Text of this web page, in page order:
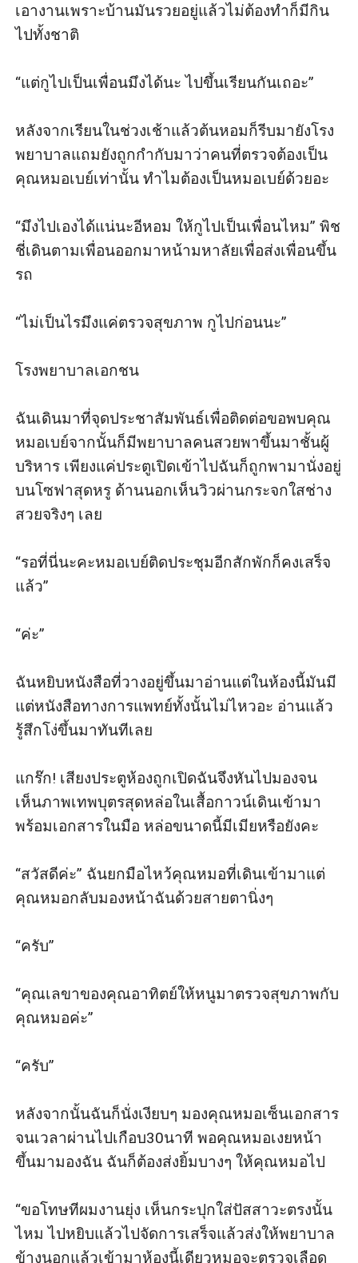
เอางานเพราะบ้านมันรวยอยู่แล้วไม่ต้องทำก็มีกิน
ไปทั้งชาติ
“แต่กูไปเป็นเพื่อนมึงได้นะ ไปขึ้นเรียนกันเถอะ”
หลังจากเรียนในช่วงเช้าแล้วต้นหอมก็รีบมายังโรง
พยาบาลแถมยังถูกกำกับมาว่าคนที่ตรวจต้องเป็น
คุณหมอเบย์เท่านั้น ทำไมต้องเป็นหมอเบย์ด้วยอะ
“มึงไปเองได้แน่นะอีหอม ให้กูไปเป็นเพื่อนไหม” พิช
ชี่เดินตามเพื่อนออกมาหน้ามหาลัยเพื่อส่งเพื่อนขึ้น
รถ
“ไม่เป็นไรมึงแค่ตรวจสุขภาพ กูไปก่อนนะ”
โรงพยาบาลเอกชน
ฉันเดินมาที่จุดประชาสัมพันธ์เพื่อติดต่อขอพบคุณ
หมอเบย์จากนั้นก็มีพยาบาลคนสวยพาขึ้นมาชั้นผู้
บริหาร เพียงแค่ประตูเปิดเข้าไปฉันก็ถูกพามานั่งอยู่
บนโซฟาสุดหรู ด้านนอกเห็นวิวผ่านกระจกใสช่าง
สวยจริงๆ เลย
“รอที่นี่นะคะหมอเบย์ติดประชุมอีกสักพักก็คงเสร็จ
แล้ว”
“ค่ะ”
ฉันหยิบหนังสือที่วางอยู่ขึ้นมาอ่านแต่ในห้องนี้มันมี
แต่หนังสือทางการแพทย์ทั้งนั้นไม่ไหวอะ อ่านแล้ว
รู้สึกโง่ขึ้นมาทันทีเลย
แกร๊ก! เสียงประตูห้องถูกเปิดฉันจึงหันไปมองจน
เห็นภาพเทพบุตรสุดหล่อในเสื้อกาวน์เดินเข้ามา
พร้อมเอกสารในมือ หล่อขนาดนี้มีเมียหรือยังคะ
“สวัสดีค่ะ” ฉันยกมือไหว้คุณหมอที่เดินเข้ามาแต่
คุณหมอกลับมองหน้าฉันด้วยสายตานิ่งๆ
“ครับ”
“คุณเลขาของคุณอาทิตย์ให้หนูมาตรวจสุขภาพกับ
คุณหมอค่ะ”
“ครับ”
หลังจากนั้นฉันก็นั่งเงียบๆ มองคุณหมอเซ็นเอกสาร
จนเวลาผ่านไปเกือบ30นาที พอคุณหมอเงยหน้า
ขึ้นมามองฉัน ฉันก็ต้องส่งยิ้มบางๆ ให้คุณหมอไป
“ขอโทษทีผมงานยุ่ง เห็นกระปุกใส่ปัสสาวะตรงนั้น
ไหม ไปหยิบแล้วไปจัดการเสร็จแล้วส่งให้พยาบาล
ข้างนอกแล้วเข้ามาห้องนี้เดียวหมอจะตรวจเลือด